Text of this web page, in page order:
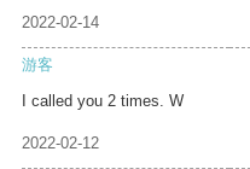
2022-02-14
游客
I called you 2 times. W
2022-02-12